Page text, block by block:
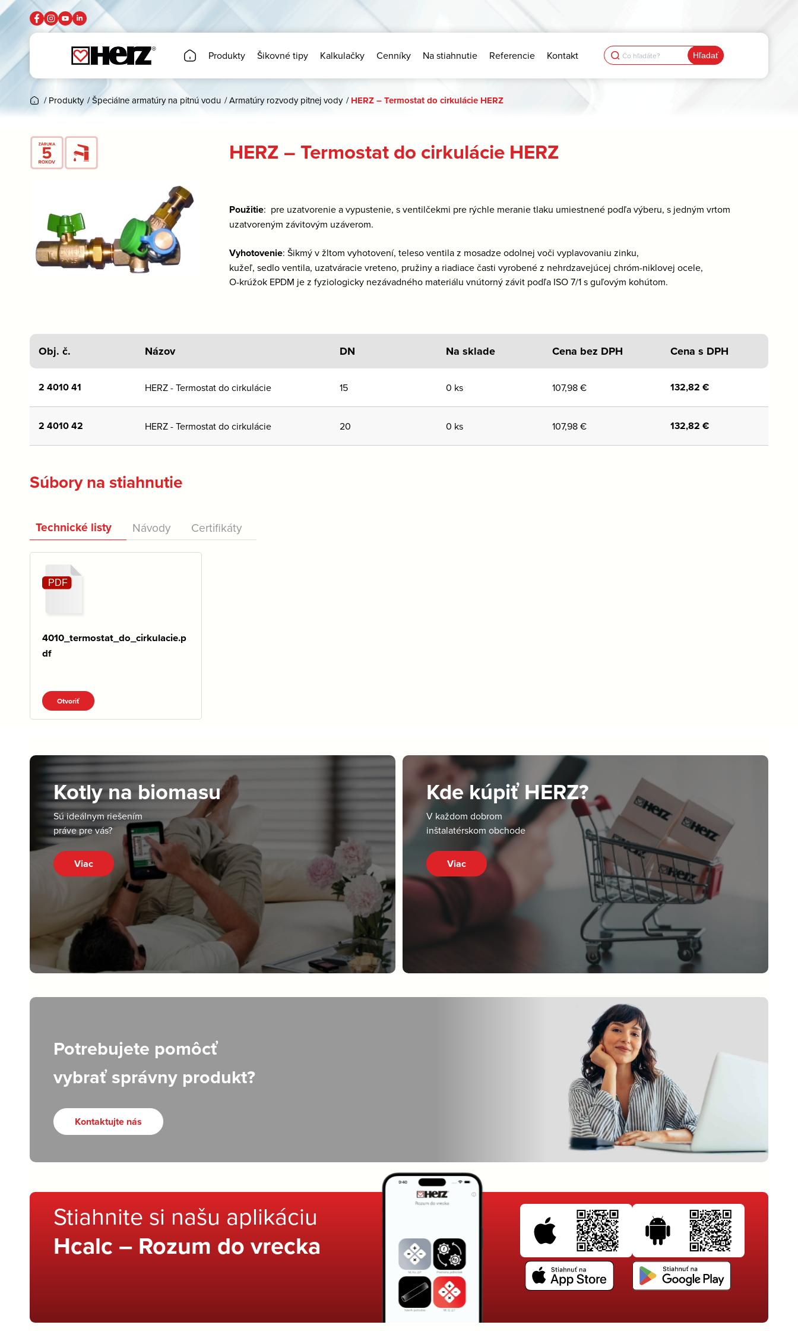
Produkty Šikovné tipy Kalkulačky Cenníky Na stiahnutie Referencie Kontakt Search
for:
/ Produkty /Špeciálne armatúry na pitnú vodu /Armatúry rozvody pitnej vody / HERZ – Termostat do cirkulácie HERZ
HERZ – Termostat do cirkulácie HERZ
Použitie: pre uzatvorenie a vypustenie, s ventilčekmi pre rýchle meranie tlaku umiestnené podľa výberu, s jedným vrtom
uzatvoreným závitovým uzáverom.
Vyhotovenie: Šikmý v žltom vyhotovení, teleso ventila z mosadze odolnej voči vyplavovaniu zinku,
kužeľ, sedlo ventila, uzatváracie vreteno, pružiny a riadiace časti vyrobené z nehrdzavejúcej chróm-niklovej ocele,
O-krúžok EPDM je z fyziologicky nezávadného materiálu vnútorný závit podľa ISO 7/1 s guľovým kohútom.
Obj. č. Názov DN Na sklade Cena bez DPH Cena s DPH
2 4010 41 HERZ - Termostat do cirkulácie 15 0 ks 107,98€ 132,82 €
2 4010 42 HERZ - Termostat do cirkulácie 20 0 ks 107,98€ 132,82 €
Súbory na stiahnutie
Technické listy Návody Certifikáty
4010_termostat_do_cirkulacie.p
df
Otvoriť
Kotly na biomasu
Sú ideálnym riešením
práve pre vás?
Viac
Kde kúpiť HERZ?
V každom dobrom
inštalatérskom obchode
Viac
Potrebujete pomôcť
vybrať správny produkt?
Kontaktujte nás
Stiahnite si našu aplikáciu
Hcalc – Rozum do vrecka